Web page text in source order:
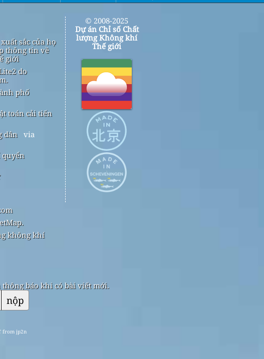
sắc của họ
thông tin về
giới
do
phố
toán cải tiến
dân via
quyển
không khí
© 2008-2025
Dự án Chỉ số Chất
lượng Không khí
Thế giới
báo khi có bài viết mới.
nộp
from jp2n